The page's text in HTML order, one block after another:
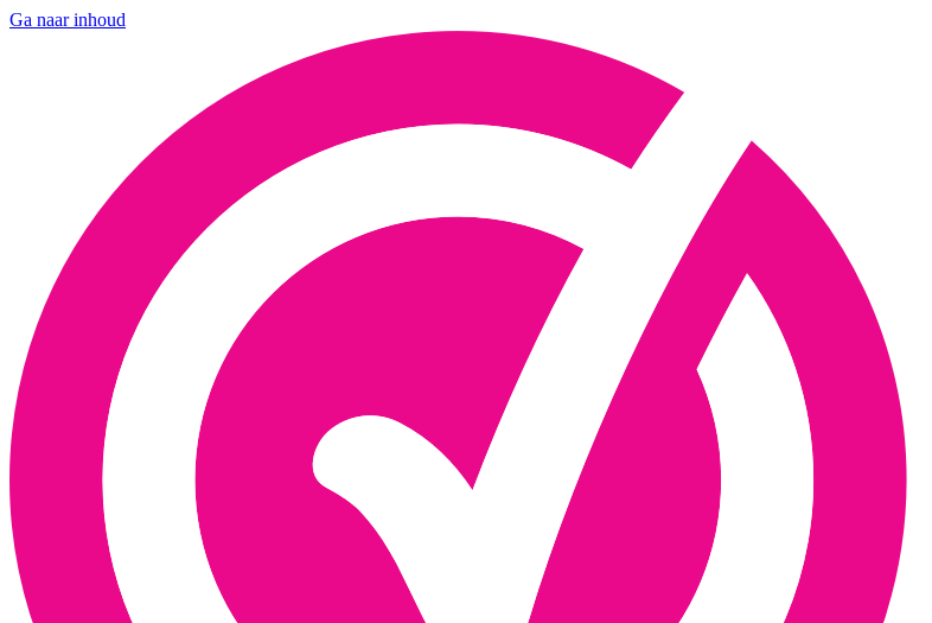
Ga naar inhoud